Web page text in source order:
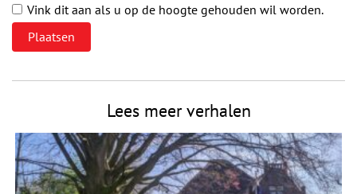
Vink dit aan als u op de hoogte gehouden wil worden.
Lees meer verhalen